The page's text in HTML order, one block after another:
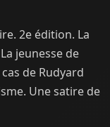
2e édition. La
jeunesse de
de Rudyard
Une satire de